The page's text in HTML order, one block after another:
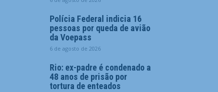
Polícia Federal indicia 16
pessoas por queda de avião
da Voepass
6 de agosto de 2026
Rio: ex-padre é condenado a
48 anos de prisão por
tortura de enteados